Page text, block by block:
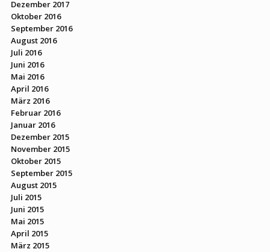
Dezember 2017
Oktober 2016
September 2016
August 2016
Juli 2016
Juni 2016
Mai 2016
April 2016
März 2016
Februar 2016
Januar 2016
Dezember 2015
November 2015
Oktober 2015
September 2015
August 2015
Juli 2015
Juni 2015
Mai 2015
April 2015
März 2015